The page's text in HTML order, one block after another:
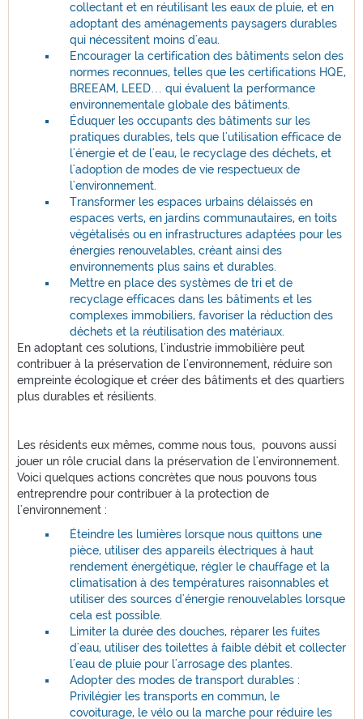
collectant et en réutilisant les eaux de pluie, et en
adoptant des aménagements paysagers durables
qui nécessitent moins d'eau.
Encourager la certification des bâtiments selon des
normes reconnues, telles que les certifications HQE,
BREEAM, LEED… qui évaluent la performance
environnementale globale des bâtiments.
Éduquer les occupants des bâtiments sur les
pratiques durables, tels que l'utilisation efficace de
l'énergie et de l'eau, le recyclage des déchets, et
l'adoption de modes de vie respectueux de
l'environnement.
Transformer les espaces urbains délaissés en
espaces verts, en jardins communautaires, en toits
végétalisés ou en infrastructures adaptées pour les
énergies renouvelables, créant ainsi des
environnements plus sains et durables.
Mettre en place des systèmes de tri et de
recyclage efficaces dans les bâtiments et les
complexes immobiliers, favoriser la réduction des
déchets et la réutilisation des matériaux.
En adoptant ces solutions, l'industrie immobilière peut
contribuer à la préservation de l'environnement, réduire son
empreinte écologique et créer des bâtiments et des quartiers
plus durables et résilients.
Les résidents eux mêmes, comme nous tous, pouvons aussi
jouer un rôle crucial dans la préservation de l'environnement.
Voici quelques actions concrètes que nous pouvons tous
entreprendre pour contribuer à la protection de
l'environnement :
Éteindre les lumières lorsque nous quittons une
pièce, utiliser des appareils électriques à haut
rendement énergétique, régler le chauffage et la
climatisation à des températures raisonnables et
utiliser des sources d'énergie renouvelables lorsque
cela est possible.
Limiter la durée des douches, réparer les fuites
d'eau, utiliser des toilettes à faible débit et collecter
l'eau de pluie pour l'arrosage des plantes.
Adopter des modes de transport durables :
Privilégier les transports en commun, le
covoiturage, le vélo ou la marche pour réduire les